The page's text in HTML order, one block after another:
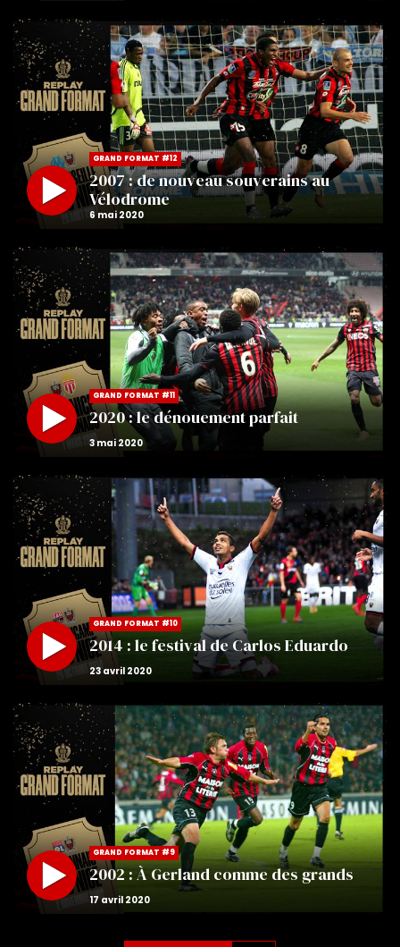
GRAND FORMAT #12
2007 : de nouveau souverains au
Vélodrome
GRAND FORMAT #11
2020 : le dénouement parfait
GRAND FORMAT #10
2014 : le festival de Carlos Eduardo
GRAND FORMAT #9
2002 : À Gerland comme des grands